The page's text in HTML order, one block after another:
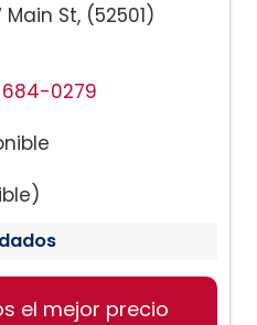
Main St, (52501)
684-0279
el mejor precio